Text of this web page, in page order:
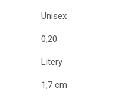
Unisex
0,20
Litery
1,7 cm